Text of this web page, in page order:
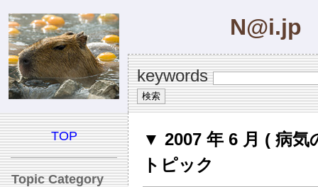
N@i.jp
keywords
TOP
Topic Category
▼ 2007 年 6 月 ( 病気
トピック